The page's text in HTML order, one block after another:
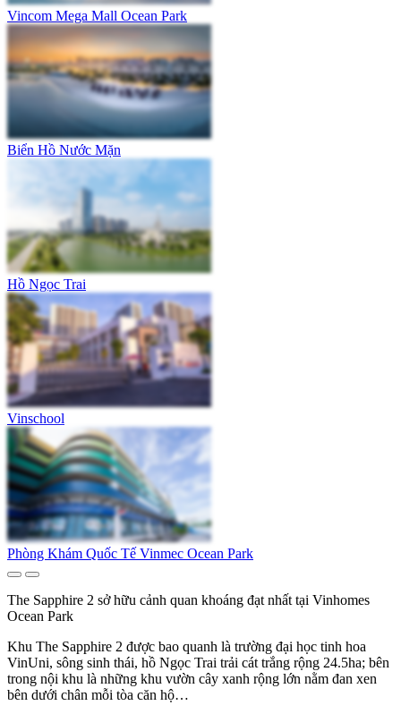
Vincom Mega Mall Ocean Park
Biển Hồ Nước Mặn
Hồ Ngọc Trai
Vinschool
Phòng Khám Quốc Tế Vinmec Ocean Park
The Sapphire 2 sở hữu cảnh quan khoáng đạt nhất tại Vinhomes
Ocean Park
Khu The Sapphire 2 được bao quanh là trường đại học tinh hoa
VinUni, sông sinh thái, hồ Ngọc Trai trải cát trắng rộng 24.5ha; bên
trong nội khu là những khu vườn cây xanh rộng lớn nằm đan xen
bên dưới chân mỗi tòa căn hộ…